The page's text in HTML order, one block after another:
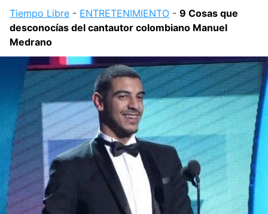
Tiempo Libre - ENTRETENIMIENTO - 9 Cosas que
desconocías del cantautor colombiano Manuel
Medrano